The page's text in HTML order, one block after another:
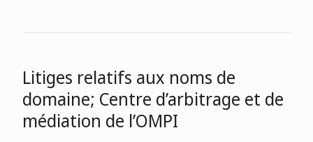
Litiges relatifs aux noms de
domaine; Centre d’arbitrage et de
médiation de l’OMPI